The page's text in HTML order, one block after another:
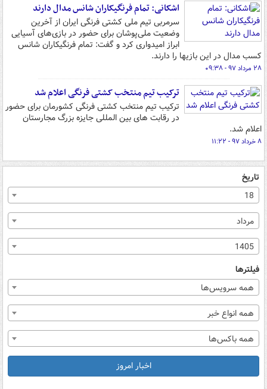
اشکانی: تمام فرنگی‎کاران شانس مدال دارند
سرمربی تیم ملی کشتی فرنگی ایران از آخرین
وضعیت ملی‌پوشان برای حضور در بازی‌های آسیایی
ابراز امیدواری کرد و گفت: تمام فرنگی‎کاران شانس
کسب مدال در این بازی‎ها را دارند.
۲۸ مرداد ۹۷ - ۰۹:۳۸
ترکیب تیم منتخب کشتی فرنگی اعلام شد
ترکیب تیم منتخب کشتی فرنگی کشورمان برای حضور
در رقابت های بین المللی جایزه بزرگ مجارستان
اعلام شد.
۸ خرداد ۹۷ - ۱۱:۲۲
تاریخ
18
مرداد
1405
فیلترها
همه سرویس‌ها
همه انواع خبر
همه باکس‌ها
اخبار امروز